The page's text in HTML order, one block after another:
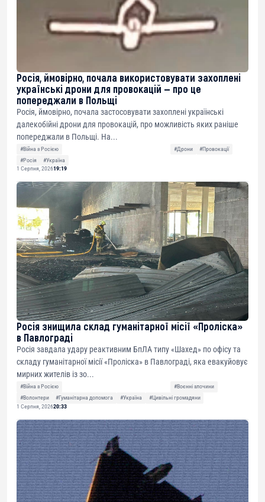
Росія, ймовірно, почала використовувати захоплені
українські дрони для провокацій — про це
попереджали в Польщі
Росія, ймовірно, почала застосовувати захоплені українські
далекобійні дрони для провокацій, про можливість яких раніше
попереджали в Польщі. На...
#Війна з Росією #Дрони
#Провокації
#Росія
#Україна
1 Серпня, 202619:19
Росія знищила склад гуманітарної місії «Проліска»
в Павлограді
Росія завдала удару реактивним БпЛА типу «Шахед» по офісу та
складу гуманітарної місії «Проліска» в Павлограді, яка евакуйовує
мирних жителів із зо...
#Війна з Росією
#Воєнні злочини
#Волонтери
#Гуманітарна допомога #Україна
#Цивільні громадяни
1 Серпня, 202620:33